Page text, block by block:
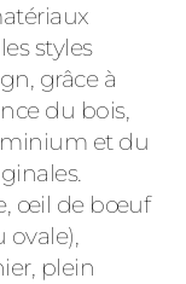
styles
grâce à
du bois,
et du
œil de bœuf
ovale),
plein